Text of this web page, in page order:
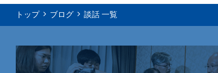
トップ ブログ 談話 一覧